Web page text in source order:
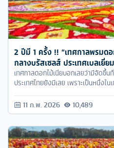
2 ปีมี 1 ครั้ง !! “เทศกาลพรมด
กลางบรัสเซลส์ ประเทศเบลเยี่ยม
เทศกาลดอกไม้เนี่ยบอกเลยว่ามีจัดขึ้น
ประเทศไทยยังมีเลย เพราะเป็นหนึ่งใ
แตกต่างกันออกไปอย่างน่าสะดุดตาดีที
ทุกคนไปรับชมในวันนี้นี่แหละครับ
11 ก.พ. 2026 10,489